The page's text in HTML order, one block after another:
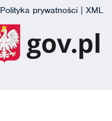
Polityka prywatności | XML